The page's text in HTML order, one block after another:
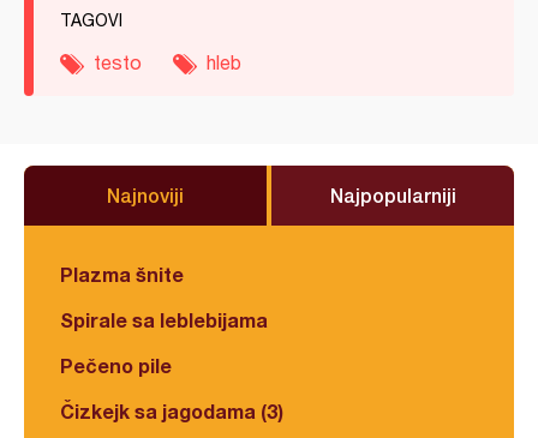
TAGOVI
testo hleb
Najnoviji Najpopularniji
Plazma šnite
Spirale sa leblebijama
Pečeno pile
Čizkejk sa jagodama (3)